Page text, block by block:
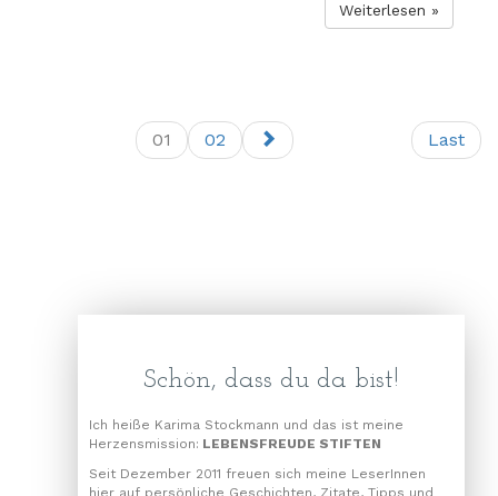
Weiterlesen »
01 02 Last
Schön, dass du da bist!
Ich heiße Karima Stockmann und das ist meine
Herzensmission: LEBENSFREUDE STIFTEN
Seit Dezember 2011 freuen sich meine LeserInnen